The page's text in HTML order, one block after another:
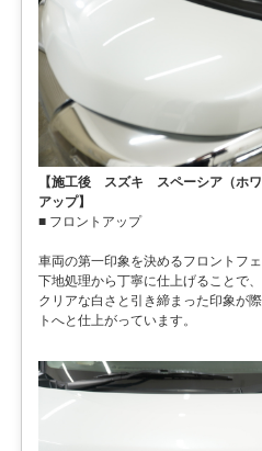
【施工後 スズキ スペーシア（ホ
アップ】
■ フロントアップ
車両の第一印象を決めるフロントフェ
下地処理から丁寧に仕上げることで、
クリアな白さと引き締まった印象が
トへと仕上がっています。